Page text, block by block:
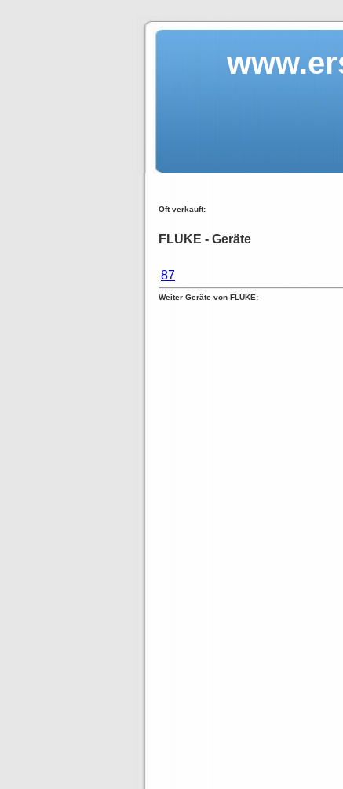
Oft verkauft:
FLUKE - Geräte
87
Weiter Geräte von FLUKE: